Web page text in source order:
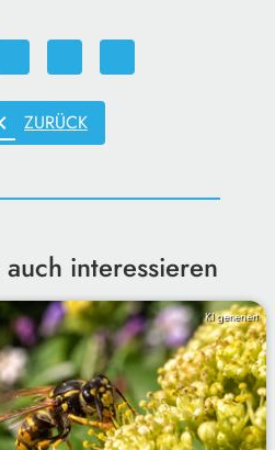
ZURÜCK
interessieren
KI generiert